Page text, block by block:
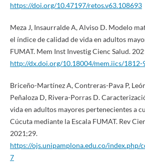
https://doi.org/10.47197/retos.v63.108693
Meza J, Insaurralde A, Alviso D. Modelo
el índice de calidad de vida en adultos
FUMAT. Mem Inst Investig Cienc Salud.
http://dx.doi.org/10.18004/mem.iics/1812-
Briceño-Martínez A, Contreras-Pava P,
Peñaloza D, Rivera-Porras D.
vida en adultos mayores pertenecientes a
Cúcuta mediante la Escala FUMAT. Rev
2021;29.
https://ojs.unipamplona.edu.co/index.php/
7